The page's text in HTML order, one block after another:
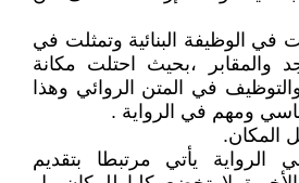
في الوظيفة البنائية وتمثلت في
والمقابر ،بحيث احتلت مكانة
في المتن الروائي وهذا
ومهم في الرواية .
المكان.
الرواية يأتي مرتبطا بتقديم